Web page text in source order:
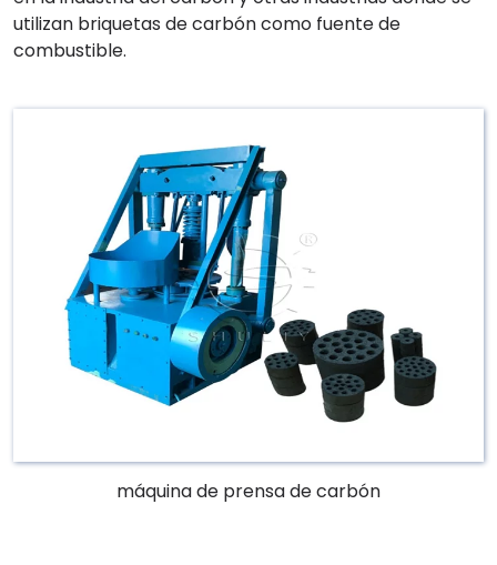
utilizan briquetas de carbón como fuente de
combustible.
máquina de prensa de carbón